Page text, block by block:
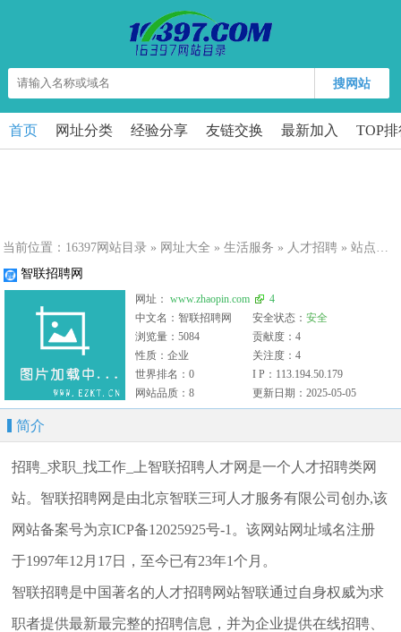
搜网站
首页 网址分类 经验分享 友链交换 最新加入 TOP
当前位置： 16397网站目录 » 网址大全 » 生活服务 » 人才招聘 » 站点详细
智联招聘网
网址： www.zhaopin.com
4
中文名：智联招聘网
安全状态：安全
浏览量：5084
贡献度：4
性质：企业
关注度：4
世界排名：0
I P：113.194.50.179
网站品质：8
更新日期：2025-05-05
简介
招聘_求职_找工作_上智联招聘人才网是一个人才招聘类网
站。智联招聘网是由北京智联三珂人才服务有限公司创办,该
网站备案号为京ICP备12025925号-1。该网站网址域名注册
于1997年12月17日，至今已有23年1个月。
智联招聘是中国著名的人才招聘网站智联通过自身权威为求
职者提供最新最完整的招聘信息，并为企业提供在线招聘、